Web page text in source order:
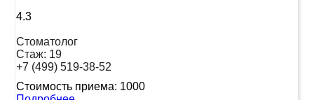
4.3
Стоматолог
Стаж: 19
+7 (499) 519-38-52
Стоимость приема: 1000